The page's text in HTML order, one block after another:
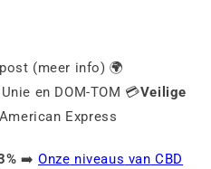
(meer info) 🌍
en DOM-TOM 💳Veilige
Express
➡️Onze niveaus van CBD